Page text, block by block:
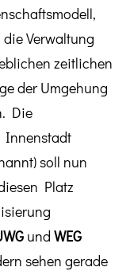
Verwaltung
zeitlichen
der Umgehung
Die
Innenstadt
soll nun
Platz
und WEG
sehen gerade